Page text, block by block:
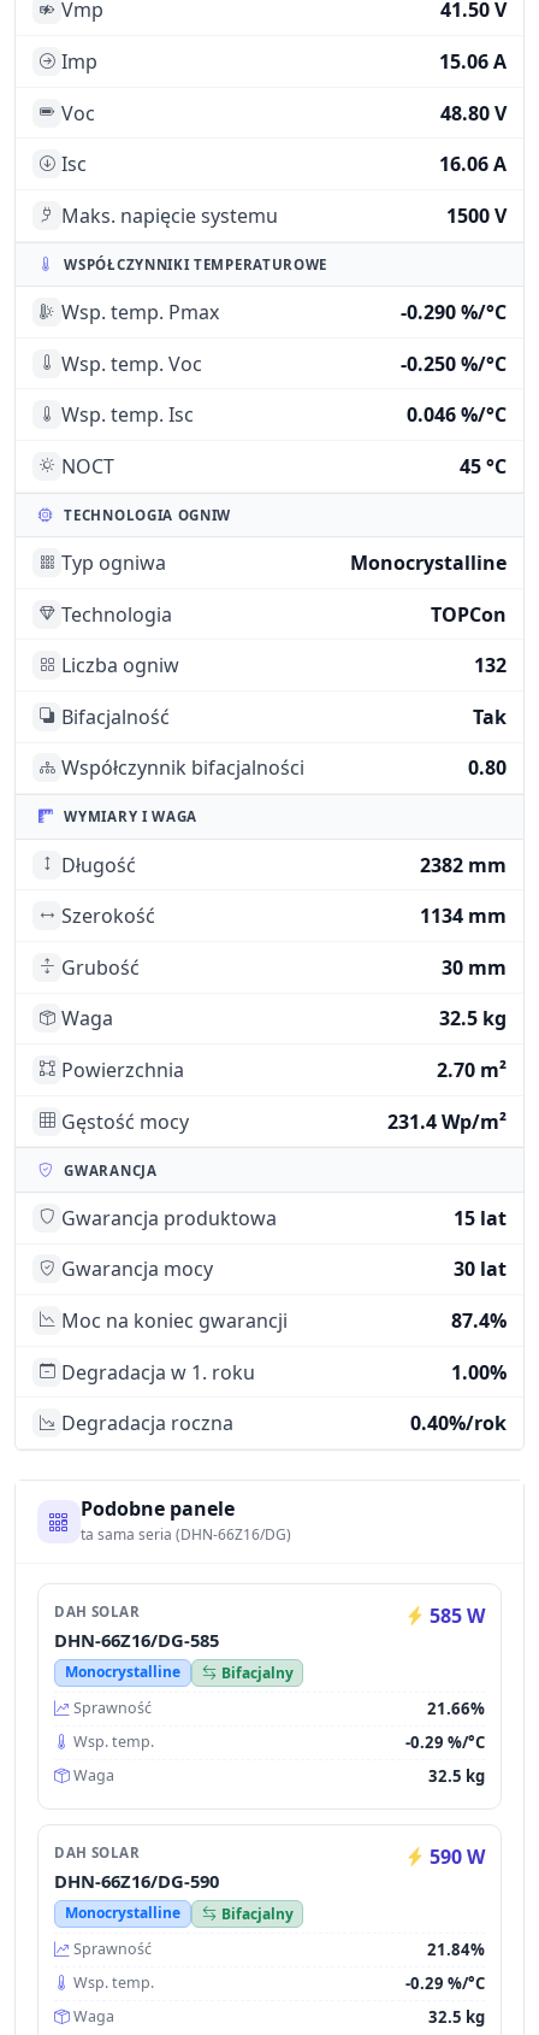
Vmp
41.50 V
Imp
15.06 A
Voc
48.80 V
Isc
16.06 A
Maks. napięcie systemu
1500 V
WSPÓŁCZYNNIKI TEMPERATUROWE
Wsp. temp. Pmax
-0.290 %/°C
Wsp. temp. Voc
-0.250 %/°C
Wsp. temp. Isc
0.046 %/°C
NOCT
45 °C
TECHNOLOGIA OGNIW
Typ ogniwa
Monocrystalline
Technologia
TOPCon
Liczba ogniw
132
Bifacjalność
Tak
Współczynnik bifacjalności
0.80
WYMIARY I WAGA
Długość
2382 mm
Szerokość
1134 mm
Grubość
30 mm
Waga
32.5 kg
Powierzchnia
2.70 m²
Gęstość mocy
231.4 Wp/m²
GWARANCJA
Gwarancja produktowa
15 lat
Gwarancja mocy
30 lat
Moc na koniec gwarancji
87.4%
Degradacja w 1. roku
1.00%
Degradacja roczna
0.40%/rok
Podobne panele
ta sama seria (DHN-66Z16/DG)
DAH SOLAR 585 W
DHN-66Z16/DG-585
Monocrystalline
Bifacjalny
Sprawność
21.66%
Wsp. temp. -0.29 %/°C
Waga 32.5 kg
DAH SOLAR 590 W
DHN-66Z16/DG-590
Monocrystalline
Bifacjalny
Sprawność
21.84%
Wsp. temp. -0.29 %/°C
Waga 32.5 kg